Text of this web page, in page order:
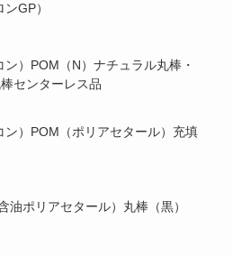
GP）
ン）POM（N）ナチュラル丸棒・
センターレス品
ン）POM（ポリアセタール）充填
油ポリアセタール）丸棒（黒）